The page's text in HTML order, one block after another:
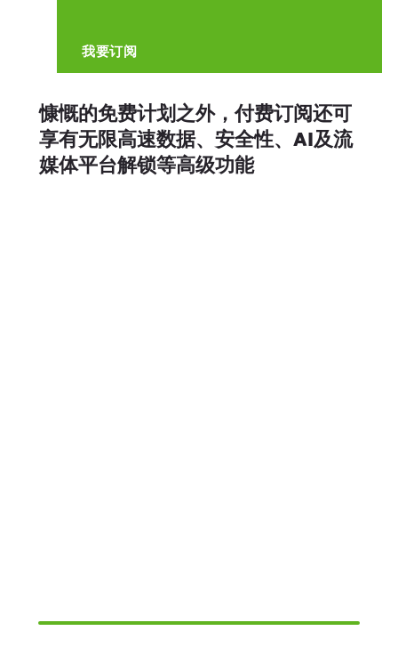
我要订阅
慷慨的免费计划之外，付费订阅还可
享有无限高速数据、安全性、AI及流
媒体平台解锁等高级功能